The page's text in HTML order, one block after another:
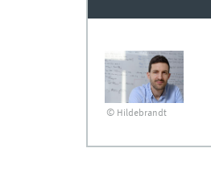
© Hildebrandt